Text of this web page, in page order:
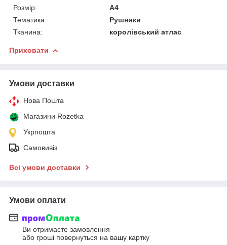
Розмір:
А4
Тематика
Рушники
Тканина:
королівський атлас
Приховати
Умови доставки
Нова Пошта
Магазини Rozetka
Укрпошта
Самовивіз
Всі умови доставки
Умови оплати
Ви отримаєте замовлення
або гроші повернуться на вашу картку